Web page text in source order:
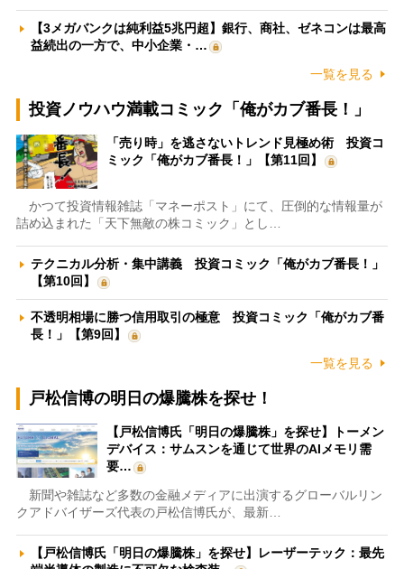
【3メガバンクは純利益5兆円超】銀行、商社、ゼネコンは最高
益続出の一方で、中小企業・…
一覧を見る
投資ノウハウ満載コミック「俺がカブ番長！」
「売り時」を逃さないトレンド見極め術 投資コ
ミック「俺がカブ番長！」【第11回】
かつて投資情報雑誌「マネーポスト」にて、圧倒的な情報量が
詰め込まれた「天下無敵の株コミック」とし…
テクニカル分析・集中講義 投資コミック「俺がカブ番長！」
【第10回】
不透明相場に勝つ信用取引の極意 投資コミック「俺がカブ番
長！」【第9回】
一覧を見る
戸松信博の明日の爆騰株を探せ！
【戸松信博氏「明日の爆騰株」を探せ】トーメン
デバイス：サムスンを通じて世界のAIメモリ需
要…
新聞や雑誌など多数の金融メディアに出演するグローバルリン
クアドバイザーズ代表の戸松信博氏が、最新…
【戸松信博氏「明日の爆騰株」を探せ】レーザーテック：最先